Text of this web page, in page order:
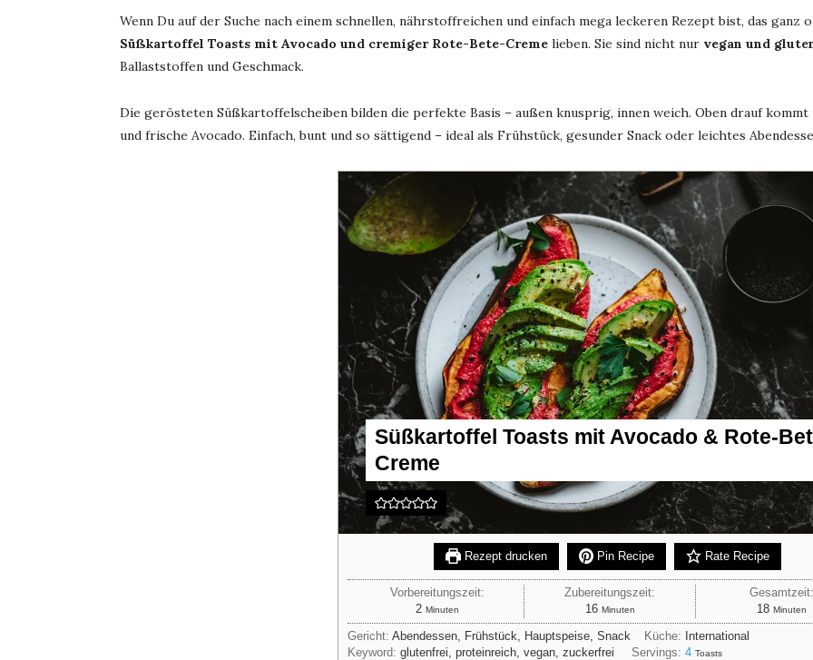
Wenn Du auf der Suche nach einem schnellen, nährstoffreichen und einfach mega leckeren Rezept bist, das ganz
Süßkartoffel Toasts mit Avocado und cremiger Rote-Bete-Creme lieben. Sie sind nicht nur vegan und
Ballaststoffen und Geschmack.
Die gerösteten Süßkartoffelscheiben bilden die perfekte Basis – außen knusprig, innen weich. Oben drauf
und frische Avocado. Einfach, bunt und so sättigend – ideal als Frühstück, gesunder Snack oder leichtes
Süßkartoffel Toasts mit Avocado & Rote-
Creme
Rezept drucken Pin Recipe Rate Recipe
Vorbereitungszeit:
2Minuten
Minuten
Zubereitungszeit:
16Minuten
Minuten
18Minuten
Minuten
Gericht: Abendessen, Frühstück, Hauptspeise, Snack Küche:
International
Keyword: glutenfrei, proteinreich, vegan, zuckerfrei Servings:4 Toasts